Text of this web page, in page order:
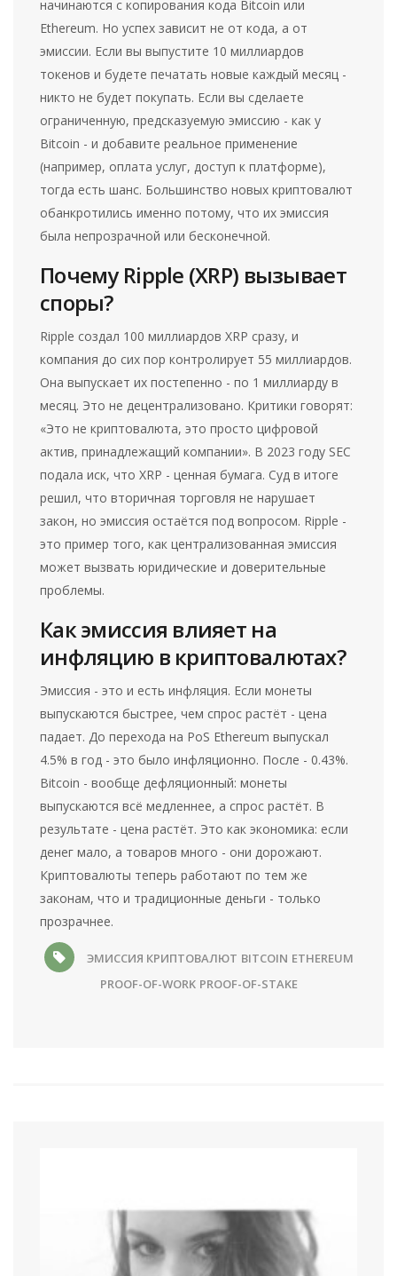
начинаются с копирования кода Bitcoin или
Ethereum. Но успех зависит не от кода, а от
эмиссии. Если вы выпустите 10 миллиардов
токенов и будете печатать новые каждый месяц -
никто не будет покупать. Если вы сделаете
ограниченную, предсказуемую эмиссию - как у
Bitcoin - и добавите реальное применение
(например, оплата услуг, доступ к платформе),
тогда есть шанс. Большинство новых криптовалют
обанкротились именно потому, что их эмиссия
была непрозрачной или бесконечной.
Почему Ripple (XRP) вызывает
споры?
Ripple создал 100 миллиардов XRP сразу, и
компания до сих пор контролирует 55 миллиардов.
Она выпускает их постепенно - по 1 миллиарду в
месяц. Это не децентрализовано. Критики говорят:
«Это не криптовалюта, это просто цифровой
актив, принадлежащий компании». В 2023 году SEC
подала иск, что XRP - ценная бумага. Суд в итоге
решил, что вторичная торговля не нарушает
закон, но эмиссия остаётся под вопросом. Ripple -
это пример того, как централизованная эмиссия
может вызвать юридические и доверительные
проблемы.
Как эмиссия влияет на
инфляцию в криптовалютах?
Эмиссия - это и есть инфляция. Если монеты
выпускаются быстрее, чем спрос растёт - цена
падает. До перехода на PoS Ethereum выпускал
4.5% в год - это было инфляционно. После - 0.43%.
Bitcoin - вообще дефляционный: монеты
выпускаются всё медленнее, а спрос растёт. В
результате - цена растёт. Это как экономика: если
денег мало, а товаров много - они дорожают.
Криптовалюты теперь работают по тем же
законам, что и традиционные деньги - только
прозрачнее.
ЭМИССИЯ КРИПТОВАЛЮТ BITCOIN ETHEREUM
PROOF-OF-WORK PROOF-OF-STAKE